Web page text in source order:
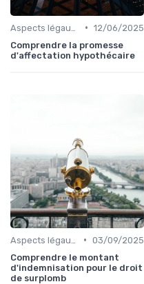
• 12/06/2025
Comprendre la promesse
d'affectation hypothécaire
• 03/09/2025
Comprendre le montant
d'indemnisation pour le droit
de surplomb